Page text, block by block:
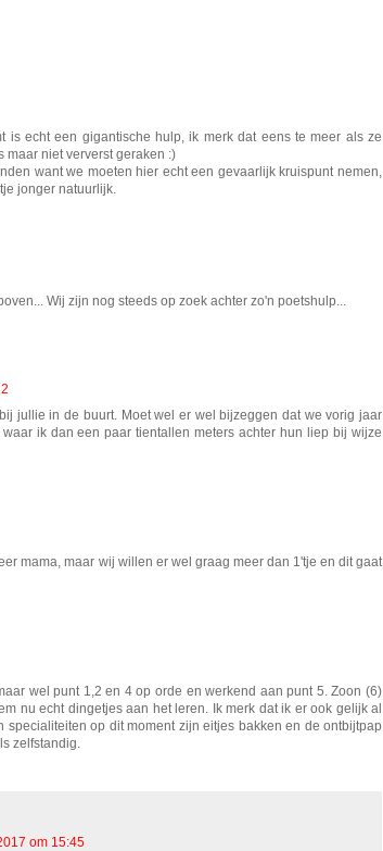
is echt een gigantische hulp, ik merk dat eens te meer als ze
maar niet ververst geraken :)
want we moeten hier echt een gevaarlijk kruispunt nemen,
jonger natuurlijk.
Wij zijn nog steeds op zoek achter zo'n poetshulp...
jullie in de buurt. Moet wel er wel bijzeggen dat we vorig jaar
ik dan een paar tientallen meters achter hun liep bij wijze
mama, maar wij willen er wel graag meer dan 1'tje en dit gaat
wel punt 1,2 en 4 op orde en werkend aan punt 5. Zoon (6)
nu echt dingetjes aan het leren. Ik merk dat ik er ook gelijk al
specialiteiten op dit moment zijn eitjes bakken en de ontbijtpap
zelfstandig.
om 15:45